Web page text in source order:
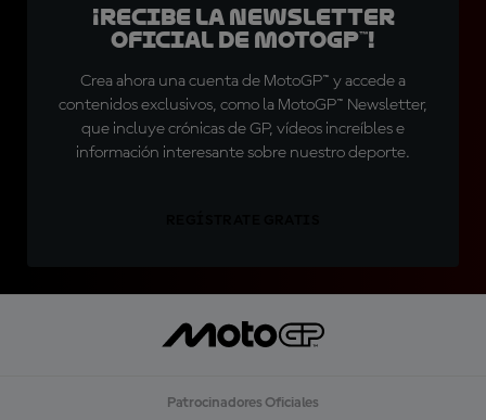
¡Recibe la Newsletter
oficial de MotoGP™!
Crea ahora una cuenta de MotoGP™ y accede a
contenidos exclusivos, como la MotoGP™ Newsletter,
que incluye crónicas de GP, vídeos increíbles e
información interesante sobre nuestro deporte.
Patrocinadores Oficiales